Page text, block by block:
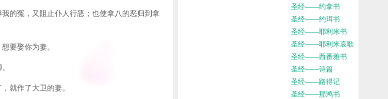
的冤，又阻止仆人行恶；也使拿八的恶归到拿
要娶你为妻。
就作了大卫的妻。
圣经——约拿书
圣经——约珥书
圣经——耶利米书
圣经——耶利米哀歌
圣经——西番雅书
圣经——诗篇
圣经——路得记
圣经——那鸿书